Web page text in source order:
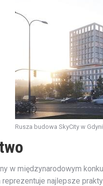
Rusza budowa SkyCity w
w międzynarodowym
najlepsze